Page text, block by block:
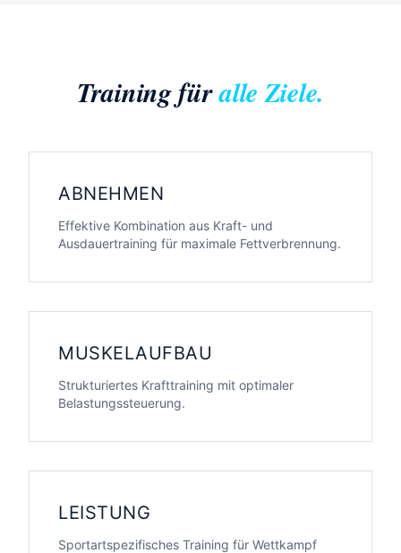
Training füralle Ziele.
ABNEHMEN
Effektive Kombination aus Kraft- und
Ausdauertraining für maximale Fettverbrennung.
MUSKELAUFBAU
Strukturiertes Krafttraining mit optimaler
Belastungssteuerung.
LEISTUNG
Sportartspezifisches Training für Wettkampf